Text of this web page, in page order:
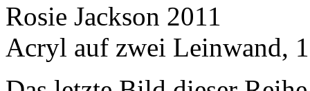
Rosie Jackson 2011
Acryl auf zwei Leinwand,